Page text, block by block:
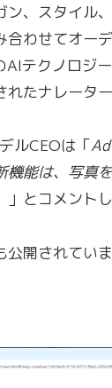
ン、スタイル
合わせてオー
AIテクノロジ
たナレータ
ルCEOは「
機能は、写真
」とコメント
開されていま